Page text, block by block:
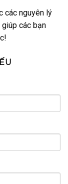
các nguyên lý
các bạn